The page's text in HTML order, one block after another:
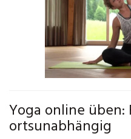
Yoga online üben:
ortsunabhängig